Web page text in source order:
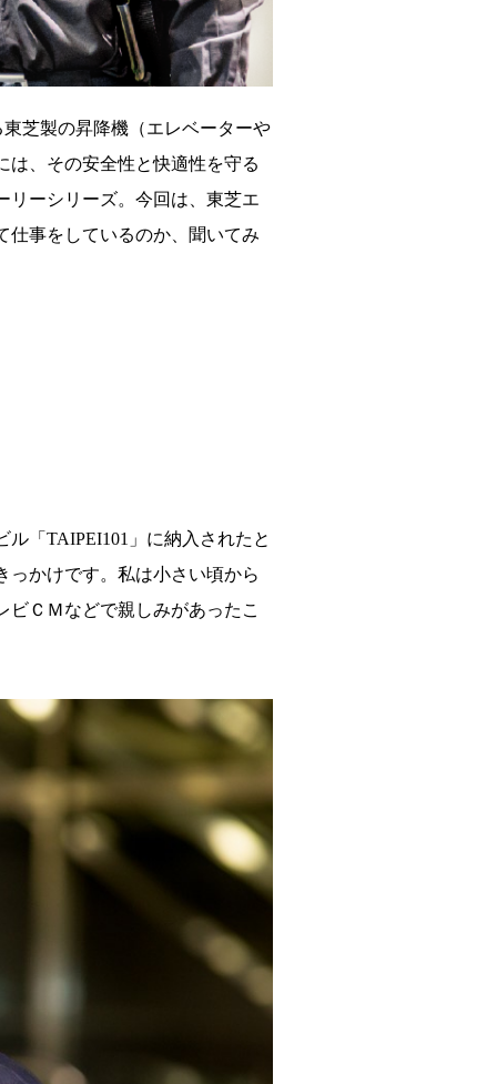
芝製の昇降機（エレベーターや
は、その安全性と快適性を守る
リーシリーズ。今回は、東芝エ
仕事をしているのか、聞いてみ
「TAIPEI101」に納入されたと
っかけです。私は小さい頃から
ＣＭなどで親しみがあったこ